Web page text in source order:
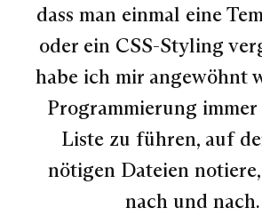
dass man einmal eine
oder ein CSS-Styling
habe ich mir angewöhnt
Programmierung
Liste zu führen, auf
nötigen Dateien
nach und